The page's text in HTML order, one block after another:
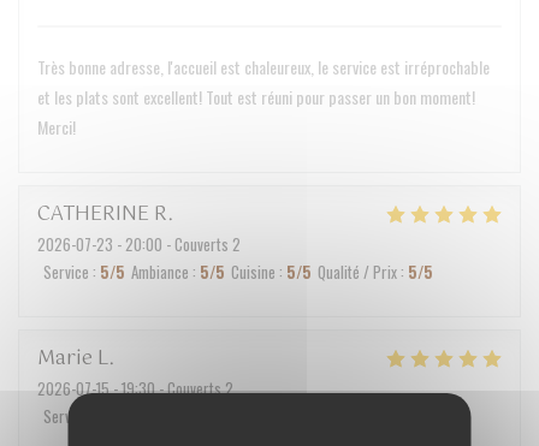
Très bonne adresse, l'accueil est chaleureux, le service est irréprochable
et les plats sont excellent! Tout est réuni pour passer un bon moment!
Merci!
CATHERINE R
2026-07-23 - 20:00 - Couverts 2
Service : 5/5 Ambiance : 5/5 Cuisine : 5/5 Qualité / Prix : 5/5
Marie L
2026-07-15- 19:30 - Couverts 2
Service